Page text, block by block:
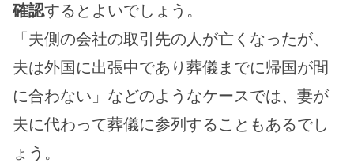
確認するとよいでしょう。
「夫側の会社の取引先の人が亡くなったが、
夫は外国に出張中であり葬儀までに帰国が間
に合わない」などのようなケースでは、妻が
夫に代わって葬儀に参列することもあるでし
ょう。